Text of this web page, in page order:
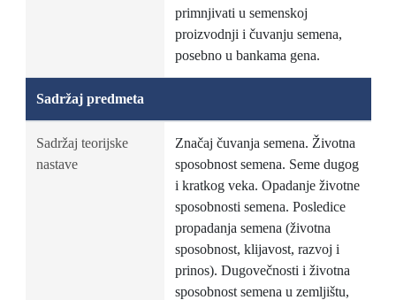
primnjivati u semenskoj
proizvodnji i čuvanju semena,
posebno u bankama gena.
Sadržaj predmeta
Sadržaj teorijske
nastave
Značaj čuvanja semena. Životna
sposobnost semena. Seme dugog
i kratkog veka. Opadanje životne
sposobnosti semena. Posledice
propadanja semena (životna
sposobnost, klijavost, razvoj i
prinos). Dugovečnosti i životna
sposobnost semena u zemljištu,